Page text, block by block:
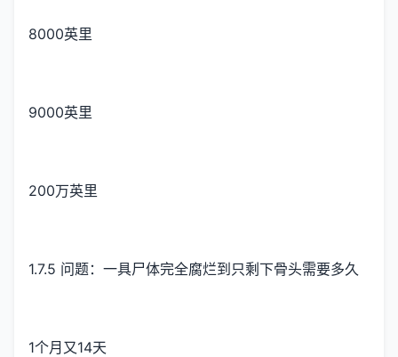
8000英里
9000英里
200万英里
1.7.5 问题：一具尸体完全腐烂到只剩下骨头需要多久
1个月又14天